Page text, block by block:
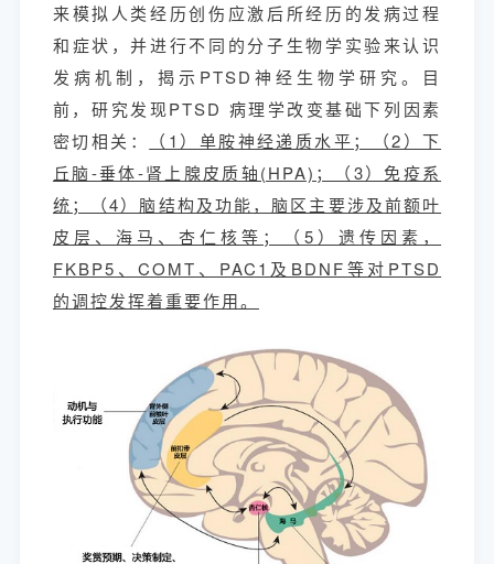
来模拟人类经历创伤应激后所经历的发病过程
和症状，并进行不同的分子生物学实验来认识
发病机制，揭示PTSD神经生物学研究。目
前，研究发现PTSD 病理学改变基础下列因素
密切相关：
（1）单胺神经递质水平；（2）下
丘脑-垂体-肾上腺皮质轴(HPA)；（3）免疫系
统；（4）脑结构及功能，脑区主要涉及前额叶
皮层、海马、杏仁核等；（5）遗传因素，
FKBP5、COMT、PAC1及BDNF等对PTSD
的调控发挥着重要作用。